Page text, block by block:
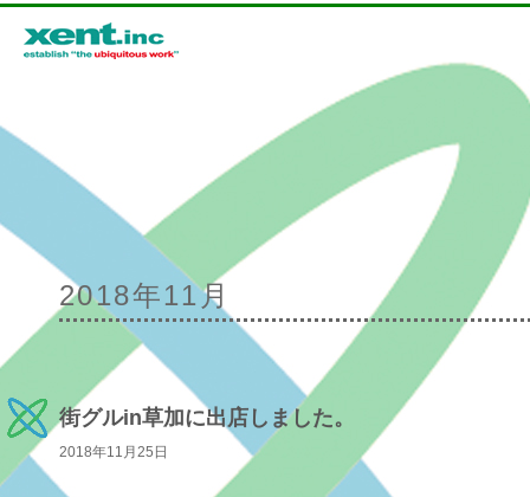
メインメニュー
メインコンテンツへ移動
サブコンテンツへ移動
2018年11月
街グルin草加に出店しました。
2018年11月25日